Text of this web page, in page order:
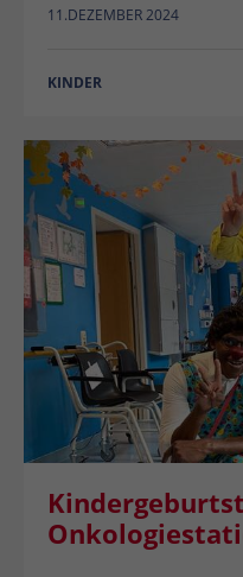
11.DEZEMBER 2024
KINDER